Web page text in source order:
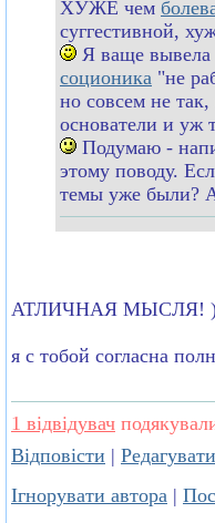
ХУЖЕ чем
суггестивной,
Я ваще вывела
соционика "не
но совсем не
основатели и уж
Подумаю -
этому поводу.
темы уже были?
АТЛИЧНАЯ МЫСЛЯ!
я с тобой согласна
1 відвідувач
Відповісти | Редагувати
Ігнорувати автора |